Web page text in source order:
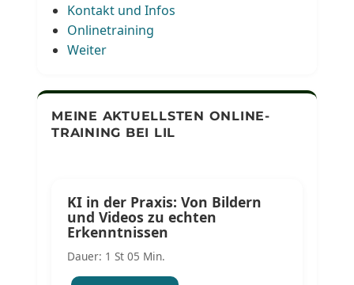
Kontakt und Infos
Onlinetraining
Weiter
MEINE AKTUELLSTEN ONLINE-
TRAINING BEI LIL
KI in der Praxis: Von Bildern
und Videos zu echten
Erkenntnissen
Dauer: 1 St 05 Min.